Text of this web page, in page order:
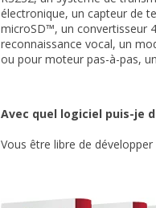
électronique, un capteur de
microSD™, un convertisseur
reconnaissance vocal, un
ou pour moteur pas-à-pas,
Avec quel logiciel puis-je
Vous être libre de